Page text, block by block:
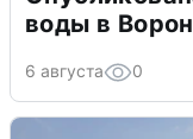
воды в
6 августа 0